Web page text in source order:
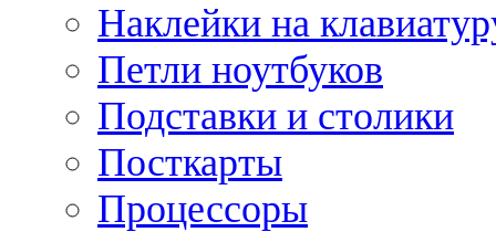
Наклейки на
Петли ноутбуков
Подставки и столики
Посткарты
Процессоры